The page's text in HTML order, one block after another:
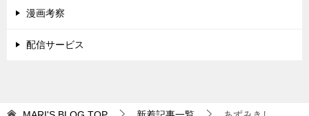
漫画考察
配信サービス